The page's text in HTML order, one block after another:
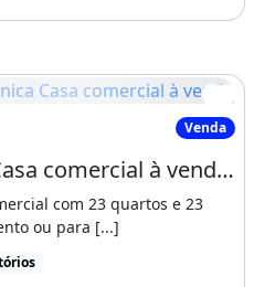
Casa comercial à venda
Venda
Oportunidade única Casa comercial à venda no Centro-norte de Cuiabá-MT com 23 quartos
com 23 quartos e 23
ou para [...]